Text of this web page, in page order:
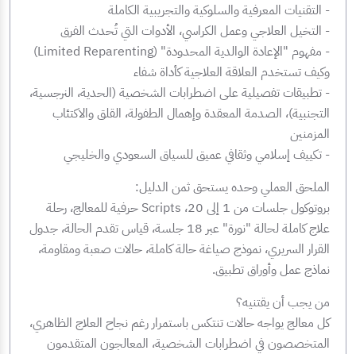
- التقنيات المعرفية والسلوكية والتجريبية الكاملة
- التخيل العلاجي وعمل الكراسي، الأدوات التي تُحدث الفرق
- مفهوم "الإعادة الوالدية المحدودة" (Limited Reparenting)
وكيف تستخدم العلاقة العلاجية كأداة شفاء
- تطبيقات تفصيلية على اضطرابات الشخصية (الحدية، النرجسية،
التجنبية)، الصدمة المعقدة وإهمال الطفولة، القلق والاكتئاب
المزمنين
- تكييف إسلامي وثقافي عميق للسياق السعودي والخليجي
الملحق العملي وحده يستحق ثمن الدليل:
بروتوكول جلسات من 1 إلى 20، Scripts حرفية للمعالج، رحلة
علاج كاملة لحالة "نورة" عبر 18 جلسة، قياس تقدم الحالة، جدول
القرار السريري، نموذج صياغة حالة كاملة، حالات صعبة ومقاومة،
نماذج عمل وأوراق تطبيق.
من يجب أن يقتنيه؟
كل معالج يواجه حالات تنتكس باستمرار رغم نجاح العلاج الظاهري،
المتخصصون في اضطرابات الشخصية، المعالجون المتقدمون